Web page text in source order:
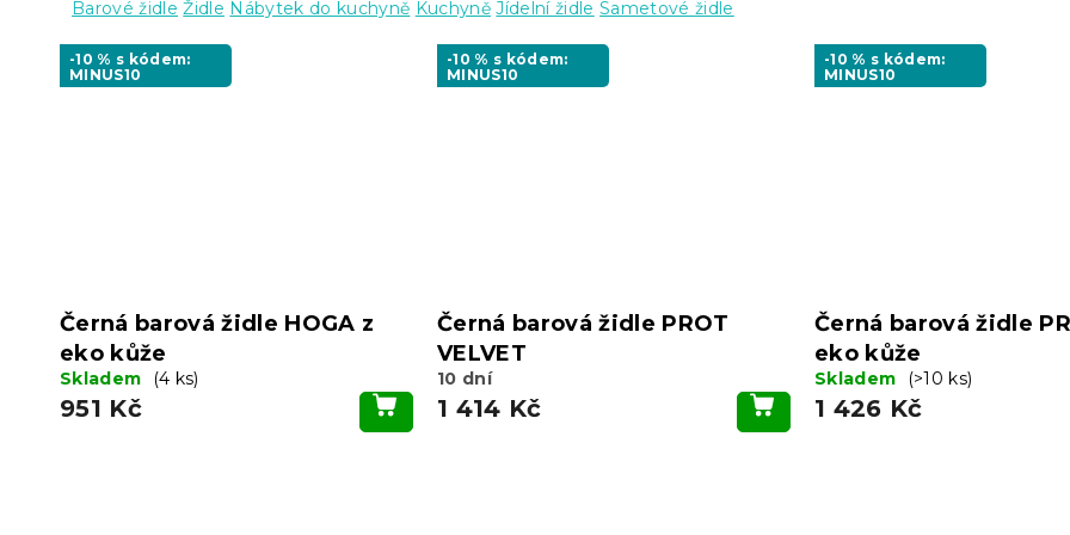
Barové židle Židle Nábytek do kuchyně Kuchyně Jídelní židle Sametové židle
-10 % s kódem:
MINUS10
Černá barová židle HOGA z
eko kůže
Skladem (4 ks)
951 Kč
-10 % s kódem:
MINUS10
Černá barová židle PROT
VELVET
10 dní
1 414 Kč
-10 % s kódem:
MINUS10
Černá barová židle
eko kůže
Skladem (>10 ks)
1 426 Kč